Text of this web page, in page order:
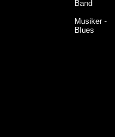
Band
Musiker -
Blues